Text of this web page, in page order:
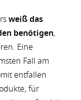
weiß das
benötigen,
Eine
Fall am
entfallen
für